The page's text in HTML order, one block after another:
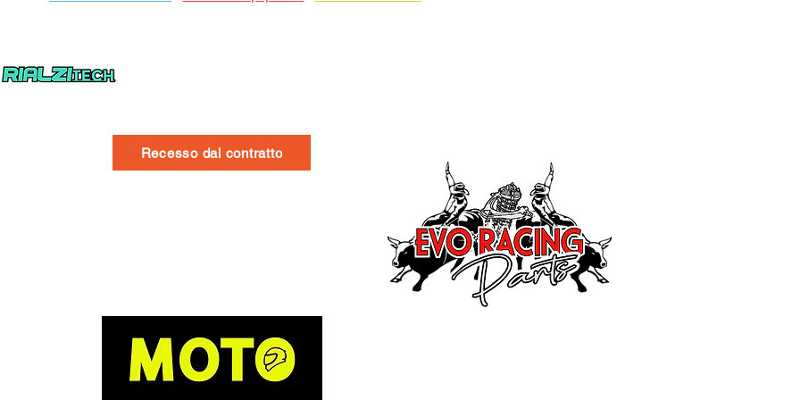
Recesso dal contratto